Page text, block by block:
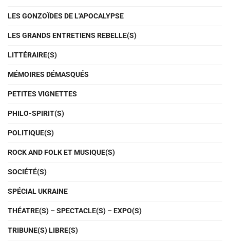
LES GONZOÏDES DE L'APOCALYPSE
LES GRANDS ENTRETIENS REBELLE(S)
LITTÉRAIRE(S)
MÉMOIRES DÉMASQUÉS
PETITES VIGNETTES
PHILO-SPIRIT(S)
POLITIQUE(S)
ROCK AND FOLK ET MUSIQUE(S)
SOCIÉTÉ(S)
SPÉCIAL UKRAINE
THÉATRE(S) – SPECTACLE(S) – EXPO(S)
TRIBUNE(S) LIBRE(S)